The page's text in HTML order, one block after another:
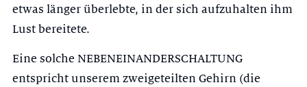
etwas länger überlebte, in der sich aufzuhalten ihm
Lust bereitete.
Eine solche NEBENEINANDERSCHALTUNG
entspricht unserem zweigeteil­ten Gehirn (die